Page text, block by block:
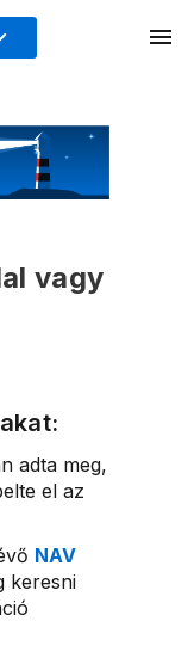
vagy
adta meg,
el az
NAV
keresni